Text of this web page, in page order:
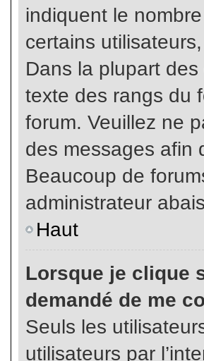
indiquent le
certains
Dans la plupart
texte des rangs du
forum. Veuillez ne
des messages afin
Beaucoup de
administrateur
Haut
Lorsque je clique
demandé de me
Seuls les
utilisateurs par